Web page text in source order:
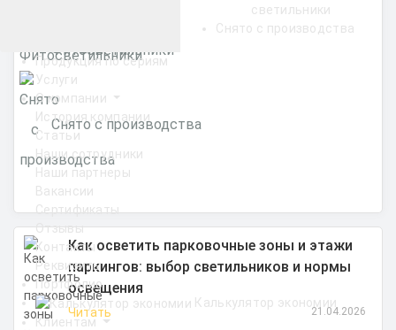
светильники
Снято с производства
Продукция по сериям
Услуги
О компании
История компании
Статьи
Наши сотрудники
Наши партнеры
Вакансии
Сертификаты
Отзывы
Контакты
Реквизиты
Портфолио
Калькулятор экономии
Клиентам
Фитосветильники
Снято с производства
Как осветить парковочные зоны и этажи
паркингов: выбор светильников и нормы
освещения
Читать 21.04.2026